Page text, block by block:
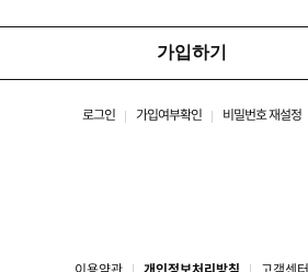
가입하기
로그인 가입여부확인 비밀번호 재설정